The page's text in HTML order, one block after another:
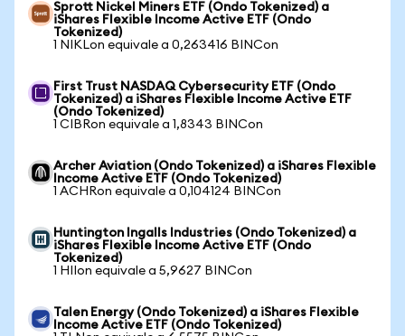
Sprott Nickel Miners ETF (Ondo Tokenized) a
iShares Flexible Income Active ETF (Ondo
Tokenized)
1 NIKLon equivale a 0,263416 BINCon
First Trust NASDAQ Cybersecurity ETF (Ondo
Tokenized) a iShares Flexible Income Active ETF
(Ondo Tokenized)
1 CIBRon equivale a 1,8343 BINCon
Archer Aviation (Ondo Tokenized) a iShares Flexible
Income Active ETF (Ondo Tokenized)
1 ACHRon equivale a 0,104124 BINCon
Huntington Ingalls Industries (Ondo Tokenized) a
iShares Flexible Income Active ETF (Ondo
Tokenized)
1 HIIon equivale a 5,9627 BINCon
Talen Energy (Ondo Tokenized) a iShares Flexible
Income Active ETF (Ondo Tokenized)